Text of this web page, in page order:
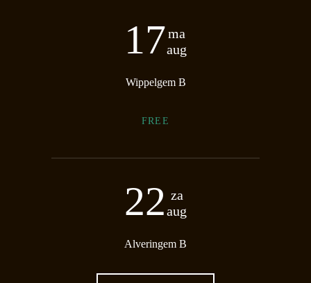
17ma
aug
Wippelgem B
FREE
22 za
aug
Alveringem B